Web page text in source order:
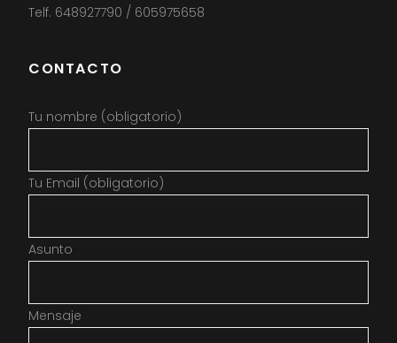
Telf. 648927790 / 605975658
CONTACTO
Tu nombre (obligatorio)
Tu Email (obligatorio)
Asunto
Mensaje